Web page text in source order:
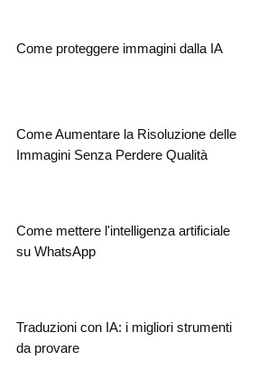
Come proteggere immagini dalla IA
Come Aumentare la Risoluzione delle
Immagini Senza Perdere Qualità
Come mettere l'intelligenza artificiale
su WhatsApp
Traduzioni con IA: i migliori strumenti
da provare